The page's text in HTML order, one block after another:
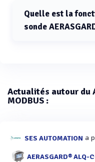
Quelle est la
sonde
Actualités autour du
MODBUS :
SES AUTOMATION a
AERASGARD® ALQ-